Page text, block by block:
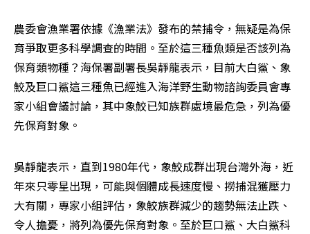
農委會漁業署依據《漁業法》發布的禁捕令，無疑是為保
育爭取更多科學調查的時間。至於這三種魚類是否該列為
保育類物種？海保署副署長吳靜龍表示，目前大白鯊、象
鮫及巨口鯊這三種魚已經進入海洋野生動物諮詢委員會專
家小組會議討論，其中象鮫已知族群處境最危急，列為優
先保育對象。
吳靜龍表示，直到1980年代，象鮫成群出現台灣外海，近
年來只零星出現，可能與個體成長速度慢、撈捕混獲壓力
大有關，專家小組評估，象鮫族群減少的趨勢無法止跌、
令人擔憂，將列為優先保育對象。至於巨口鯊、大白鯊科